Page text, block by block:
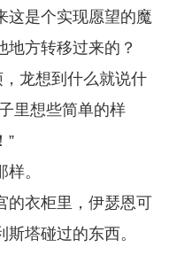
这是个实现愿望的魔
地方转移过来的？
，龙想到什么就说什
里想些简单的样
”
。
的衣柜里，伊瑟恩可
塔碰过的东西。